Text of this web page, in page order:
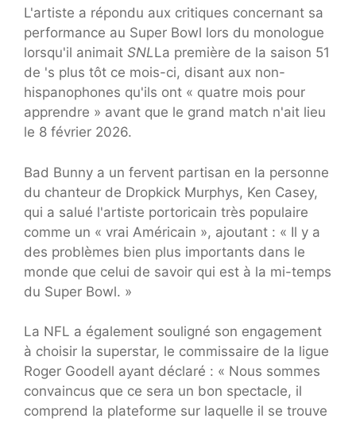
L'artiste a répondu aux critiques concernant sa
performance au Super Bowl lors du monologue
lorsqu'il animait SNLLa première de la saison 51
de 's plus tôt ce mois-ci, disant aux non-
hispanophones qu'ils ont « quatre mois pour
apprendre » avant que le grand match n'ait lieu
le 8 février 2026.
Bad Bunny a un fervent partisan en la personne
du chanteur de Dropkick Murphys, Ken Casey,
qui a salué l'artiste portoricain très populaire
comme un « vrai Américain », ajoutant : « Il y a
des problèmes bien plus importants dans le
monde que celui de savoir qui est à la mi-temps
du Super Bowl. »
La NFL a également souligné son engagement
à choisir la superstar, le commissaire de la ligue
Roger Goodell ayant déclaré : « Nous sommes
convaincus que ce sera un bon spectacle, il
comprend la plateforme sur laquelle il se trouve